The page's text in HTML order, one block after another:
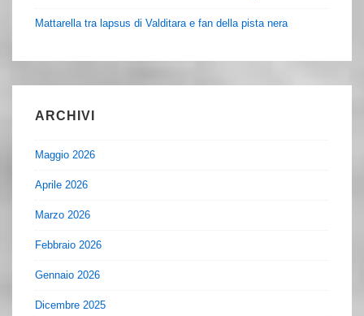
Mattarella tra lapsus di Valditara e fan della pista nera
ARCHIVI
Maggio 2026
Aprile 2026
Marzo 2026
Febbraio 2026
Gennaio 2026
Dicembre 2025